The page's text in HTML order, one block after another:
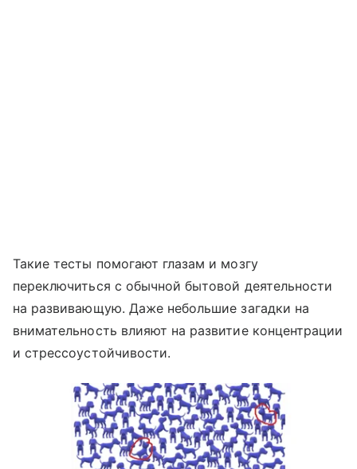
Такие тесты помогают глазам и мозгу
переключиться с обычной бытовой деятельности
на развивающую. Даже небольшие загадки на
внимательность влияют на развитие концентрации
и стрессоустойчивости.